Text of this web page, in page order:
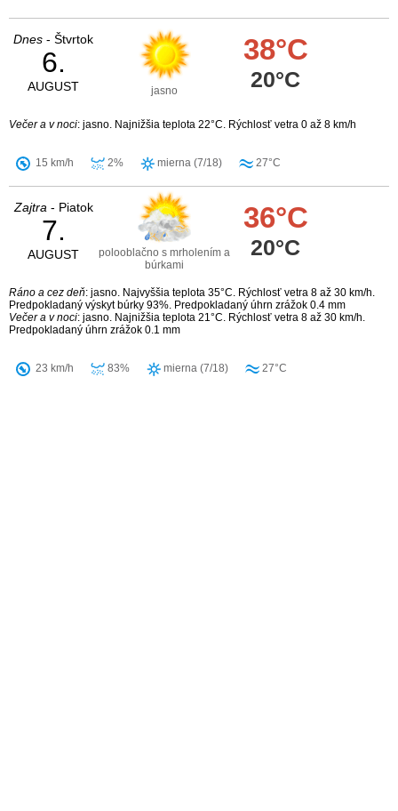
Dnes - Štvrtok
6.
AUGUST jasno
38°C
20°C
Večer a v noci: jasno. Najnižšia teplota 22°C. Rýchlosť vetra 0 až 8 km/h
15 km/h 2% mierna (7/18) 27°C
Zajtra - Piatok
7.
AUGUST
polooblačno s mrholením a
búrkami
36°C
20°C
Ráno a cez deň: jasno. Najvyššia teplota 35°C. Rýchlosť vetra 8 až 30 km/h.
Predpokladaný výskyt búrky 93%. Predpokladaný úhrn zrážok 0.4 mm
Večer a v noci: jasno. Najnižšia teplota 21°C. Rýchlosť vetra 8 až 30 km/h.
Predpokladaný úhrn zrážok 0.1 mm
23 km/h 83% mierna (7/18) 27°C